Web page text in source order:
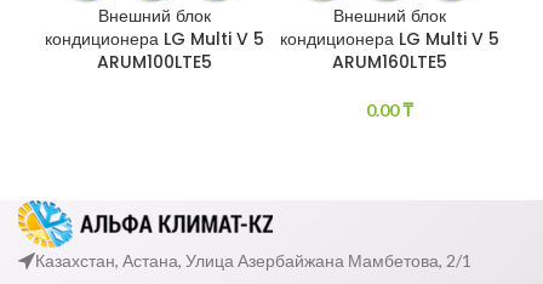
Внешний блок
кондиционера LG Multi V 5
ARUM100LTE5
Внешний блок
кондиционера LG Multi V 5
ARUM160LTE5
0.00₸
Казахстан, Астана, Улица Азербайжана Мамбетова, 2/1